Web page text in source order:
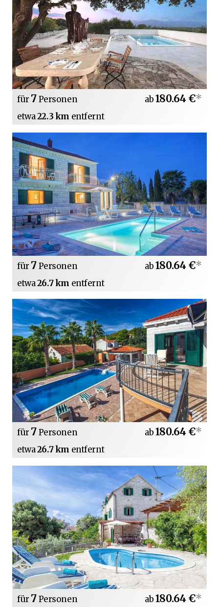
für 7Personen
etwa22.3 km entfernt
ab180.64 €*
für 7Personen
etwa26.7 km entfernt
ab180.64 €*
für 7Personen
etwa26.7 km entfernt
ab180.64 €*
für 7Personen ab180.64 €*